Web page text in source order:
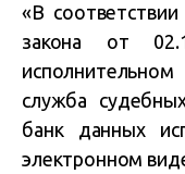
«В
закона от
служба
банк данных
электронном